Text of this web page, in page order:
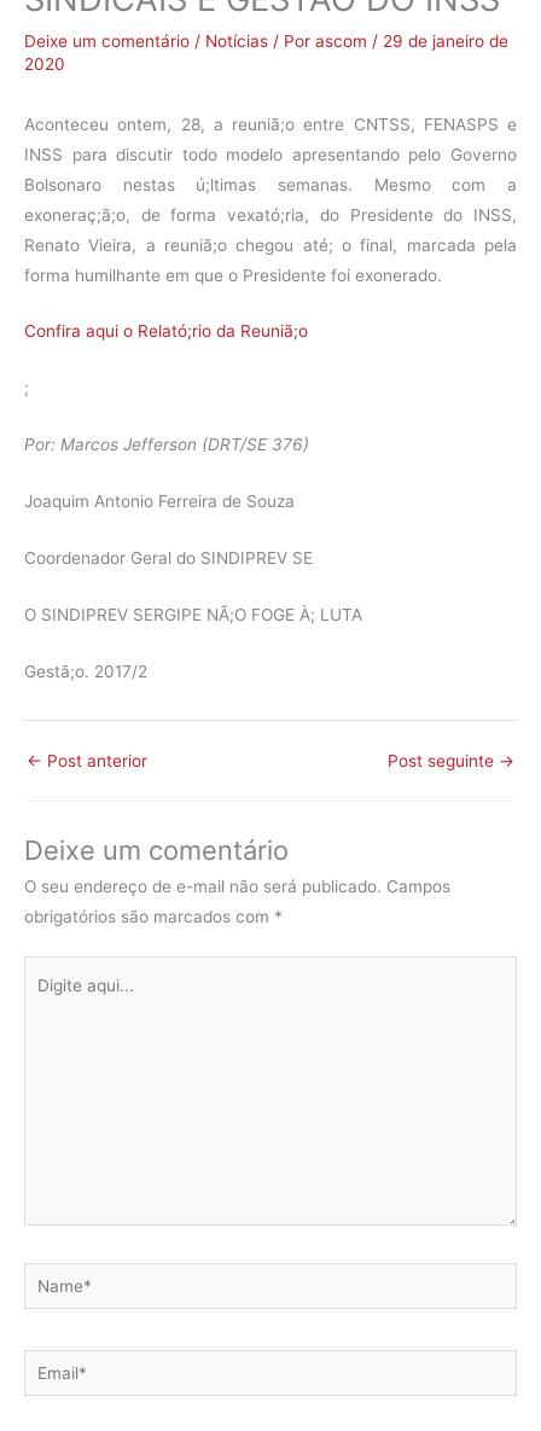
Deixe um comentário / Notícias / Por ascom / 29 de janeiro de
2020
Aconteceu ontem, 28, a reuniã;o entre CNTSS, FENASPS e
INSS para discutir todo modelo apresentando pelo Governo
Bolsonaro nestas ú;ltimas semanas. Mesmo com a
exoneraç;ã;o, de forma vexató;ria, do Presidente do INSS,
Renato Vieira, a reuniã;o chegou até; o final, marcada pela
forma humilhante em que o Presidente foi exonerado.
Confira aqui o Relató;rio da Reuniã;o
;
Por: Marcos Jefferson (DRT/SE 376)
Joaquim Antonio Ferreira de Souza
Coordenador Geral do SINDIPREV SE
O SINDIPREV SERGIPE NÃ;O FOGE À; LUTA
Gestã;o. 2017/2
← Post anterior Post seguinte →
Deixe um comentário
O seu endereço de e-mail não será publicado. Campos
obrigatórios são marcados com *
aqui...
Name*
Email*